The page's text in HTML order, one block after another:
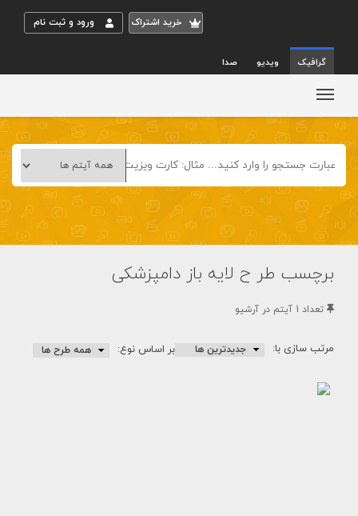
خريد اشتراک ورود و ثبت نام
گرافیک ویدیو صدا
برچسب طر ح لایه باز دامپزشکی
تعداد 1 آيتم در آرشيو
مرتب سازی با: بر اساس نوع: